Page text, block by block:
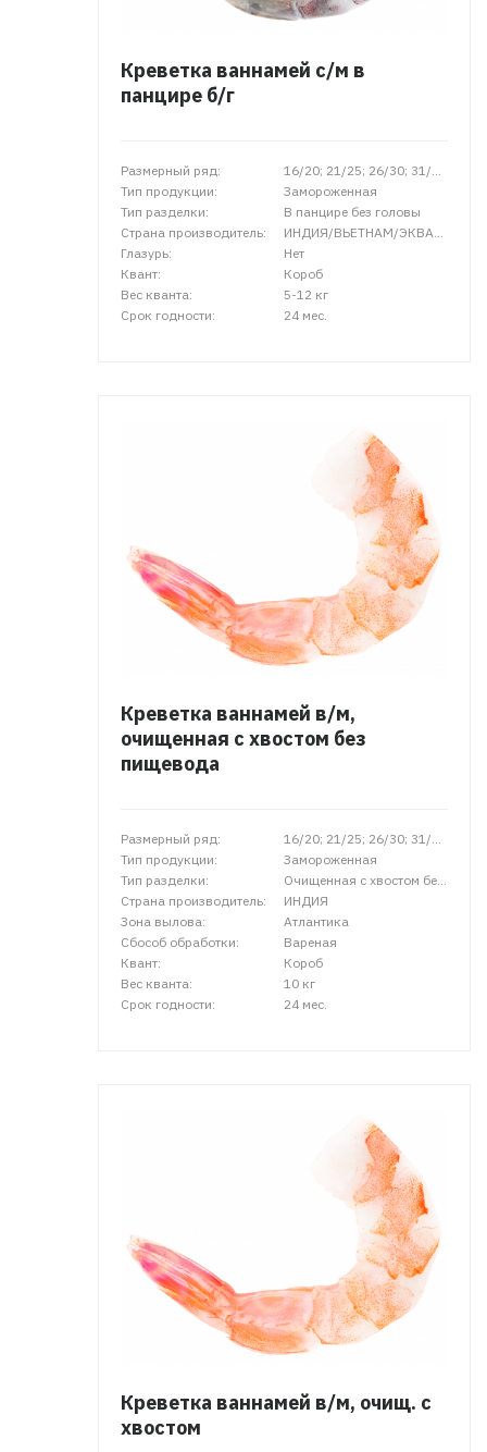
Креветка ваннамей с/м в
панцире б/г
Размерный ряд:
16/20; 21/25; 26/30; 31/35; 31/40; 36/40
Тип продукции:
Замороженная
Тип разделки:
В панцире без головы
Страна производитель:
ИНДИЯ/ВЬЕТНАМ/ЭКВАДОР
Глазурь:
Нет
Квант:
Короб
Вес кванта:
5-12 кг
Срок годности:
24 мес.
Креветка ваннамей в/м,
очищенная с хвостом без
пищевода
Размерный ряд:
16/20; 21/25; 26/30; 31/35; 31/40; 41/50; 50/70; 100/200; 200/300
Тип продукции:
Замороженная
Тип разделки:
Очищенная с хвостом без пищевода
Страна производитель:
ИНДИЯ
Зона вылова:
Атлантика
Сбособ обработки:
Вареная
Квант:
Короб
Вес кванта:
10 кг
Срок годности:
24 мес.
Креветка ваннамей в/м, очищ. с
хвостом